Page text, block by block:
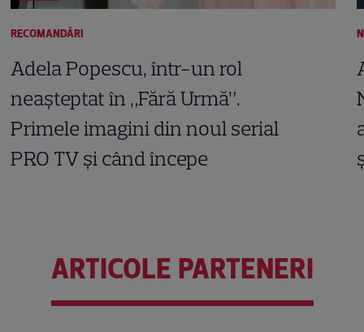
RECOMANDĂRI
Adela Popescu, într-un rol
neașteptat în „Fără Urmă”.
Primele imagini din noul serial
PRO TV și când începe
ARTICOLE PARTENERI